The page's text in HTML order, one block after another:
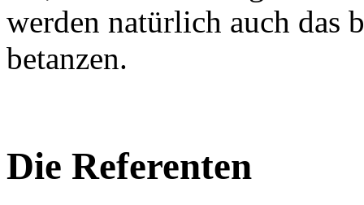
werden natürlich auch das
betanzen.
Die Referenten